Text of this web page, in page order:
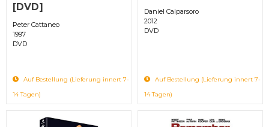
[DVD]
Peter Cattaneo
1997
DVD
Auf Bestellung (Lieferung innert 7-
14 Tagen)
Daniel Calparsoro
2012
DVD
Auf Bestellung (Lieferung innert 7-
14 Tagen)